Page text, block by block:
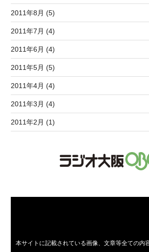
2011年8月 (5)
2011年7月 (4)
2011年6月 (4)
2011年5月 (5)
2011年4月 (4)
2011年3月 (4)
2011年2月 (1)
本サイトに記載されている画像、文章等全ての内